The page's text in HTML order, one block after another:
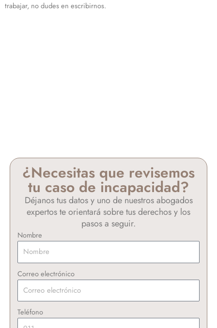
trabajar, no dudes en escribirnos.
¿Necesitas que revisemos
tu caso de incapacidad?
Déjanos tus datos y uno de nuestros abogados
expertos te orientará sobre tus derechos y los
pasos a seguir.
Nombre
Correo electrónico
Teléfono